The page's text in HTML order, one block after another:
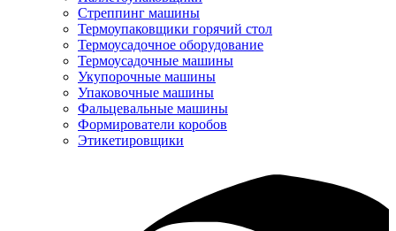
Стреппинг машины
Термоупаковщики горячий стол
Термоусадочное оборудование
Термоусадочные машины
Укупорочные машины
Упаковочные машины
Фальцевальные машины
Формирователи коробов
Этикетировщики